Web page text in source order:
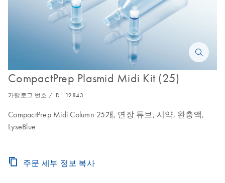
CompactPrep Plasmid Midi Kit (25)
카탈로그 번호 / ID. 12843
CompactPrep Midi Column 25개, 연장 튜브, 시약, 완충액,
LyseBlue
주문 세부 정보 복사